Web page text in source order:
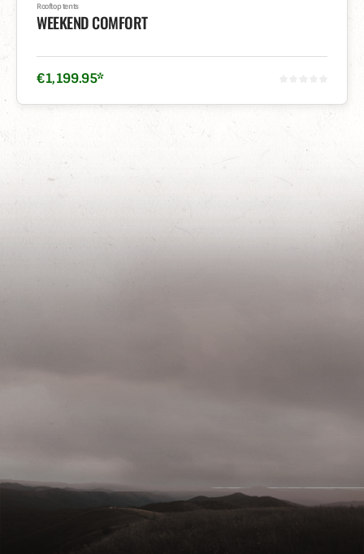
Rooftop tents
WEEKEND COMFORT
€1,199.95*